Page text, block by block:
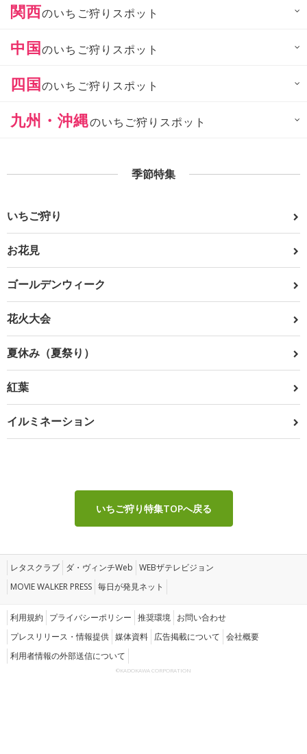
関西のいちご狩りスポット
中国のいちご狩りスポット
四国のいちご狩りスポット
九州・沖縄のいちご狩りスポット
季節特集
いちご狩り
お花見
ゴールデンウィーク
花火大会
夏休み（夏祭り）
紅葉
イルミネーション
いちご狩り特集TOPへ戻る
レタスクラブ ダ・ヴィンチWeb WEBザテレビジョン
MOVIE WALKER PRESS 毎日が発見ネット
利用規約 プライバシーポリシー 推奨環境 お問い合わせ
プレスリリース・情報提供 媒体資料 広告掲載について 会社概要
利用者情報の外部送信について
©KADOKAWA CORPORATION